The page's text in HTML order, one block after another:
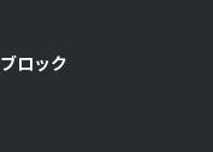
ロック